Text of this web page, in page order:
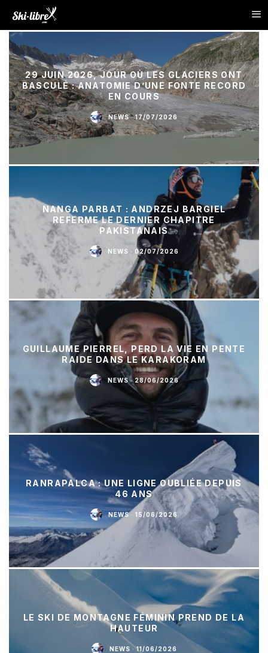
29 JUIN 2026, JOUR OÙ LES GLACIERS ONT
BASCULÉ : ANATOMIE D’UNE FONTE RECORD
EN COURS
NEWS · 17/07/2026
NANGA PARBAT : ANDRZEJ BARGIEL
REFERME LE DERNIER CHAPITRE
PAKISTANAIS
NEWS · 02/07/2026
GUILLAUME PIERREL, PERD LA VIE EN PENTE
RAIDE DANS LE KARAKORAM
NEWS · 28/06/2026
RANRAPALCA : UNE LIGNE OUBLIÉE DEPUIS
46 ANS
NEWS · 15/06/2026
LE SKI DE MONTAGNE FÉMININ PREND DE LA
HAUTEUR
NEWS · 11/06/2026